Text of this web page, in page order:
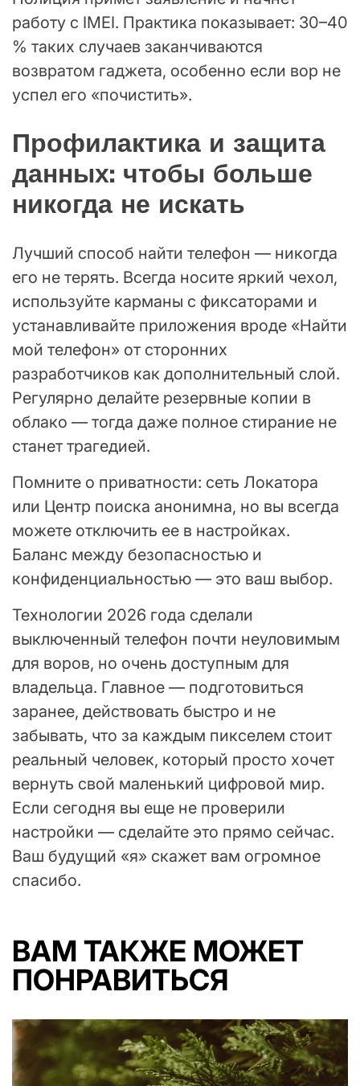
работу с IMEI. Практика показывает: 30–40
% таких случаев заканчиваются
возвратом гаджета, особенно если вор не
успел его «почистить».
Профилактика и защита
данных: чтобы больше
никогда не искать
Лучший способ найти телефон — никогда
его не терять. Всегда носите яркий чехол,
используйте карманы с фиксаторами и
устанавливайте приложения вроде «Найти
мой телефон» от сторонних
разработчиков как дополнительный слой.
Регулярно делайте резервные копии в
облако — тогда даже полное стирание не
станет трагедией.
Помните о приватности: сеть Локатора
или Центр поиска анонимна, но вы всегда
можете отключить ее в настройках.
Баланс между безопасностью и
конфиденциальностью — это ваш выбор.
Технологии 2026 года сделали
выключенный телефон почти неуловимым
для воров, но очень доступным для
владельца. Главное — подготовиться
заранее, действовать быстро и не
забывать, что за каждым пикселем стоит
реальный человек, который просто хочет
вернуть свой маленький цифровой мир.
Если сегодня вы еще не проверили
настройки — сделайте это прямо сейчас.
Ваш будущий «я» скажет вам огромное
спасибо.
ВАМ ТАКЖЕ МОЖЕТ
ПОНРАВИТЬСЯ